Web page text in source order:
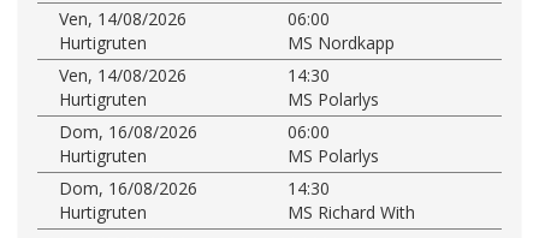
Ven, 14/08/2026
06:00
Hurtigruten
MS Nordkapp
Ven, 14/08/2026
14:30
Hurtigruten
MS Polarlys
Dom, 16/08/2026
06:00
Hurtigruten
MS Polarlys
Dom, 16/08/2026
14:30
Hurtigruten
MS Richard With